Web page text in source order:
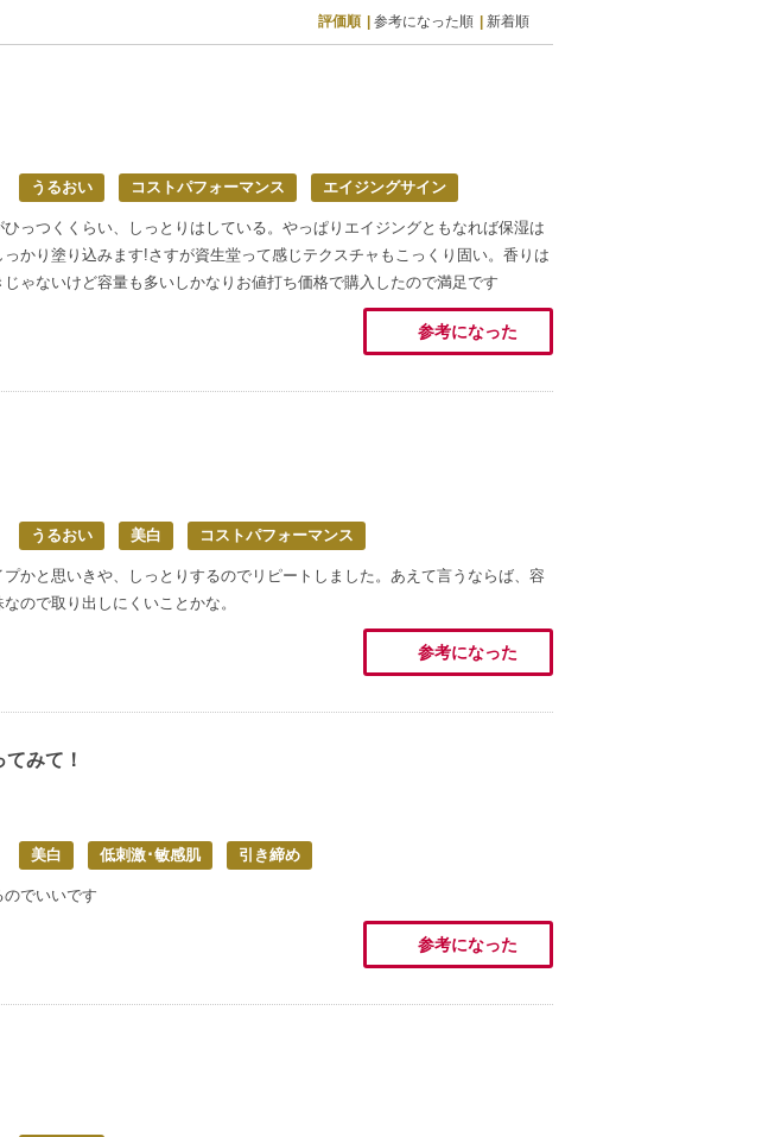
評価順 参考になった順 新着順
うるおい コストパフォーマンス エイジングサイン
ひっつくくらい、しっとりはしている。やっぱりエイジングともなれば保湿は
かり塗り込みます!さすが資生堂って感じテクスチャもこっくり固い。香りは
ゃないけど容量も多いしかなりお値打ち価格で購入したので満足です
参考になった
うるおい 美白 コストパフォーマンス
プかと思いきや、しっとりするのでリピートしました。あえて言うならば、容
ので取り出しにくいことかな。
参考になった
みて！
美白 低刺激･敏感肌 引き締め
のでいいです
参考になった